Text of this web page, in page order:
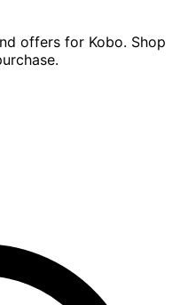
offers for Kobo. Shop